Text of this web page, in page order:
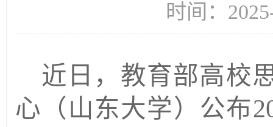
时间：
近日，教育部高校
心（山东大学）公布